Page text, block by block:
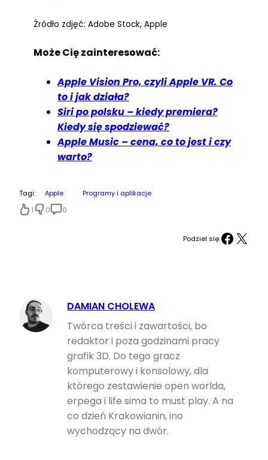
Źródło zdjęć: Adobe Stock, Apple
Może Cię zainteresować:
Apple Vision Pro, czyli Apple VR. Co
to i jak działa?
Siri po polsku – kiedy premiera?
Kiedy się spodziewać?
Apple Music – cena, co to jest i czy
warto?
Tagi: Apple
Programy i aplikacje
1
0 0
Podziel się:Facebook X
DAMIAN CHOLEWA
Twórca treści i zawartości, bo
redaktor i poza godzinami pracy
grafik 3D. Do tego gracz
komputerowy i konsolowy, dla
którego zestawienie open worlda,
erpega i life sima to must play. A na
co dzień Krakowianin, ino
wychodzący na dwór.